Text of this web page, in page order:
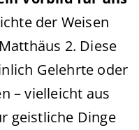
der Weisen
2. Diese
Gelehrte oder
– vielleicht aus
geistliche Dinge